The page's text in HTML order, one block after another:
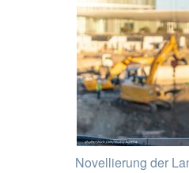
Novellierung der